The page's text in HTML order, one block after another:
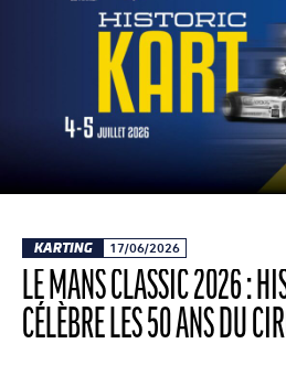
KARTING 17/06/2026
LE MANS CLASSIC 2026 :
CÉLÈBRE LES 50 ANS DU